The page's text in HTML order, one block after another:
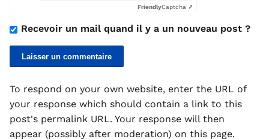
FriendlyCaptcha ⇗
Recevoir un mail quand il y a un nouveau post ?
To respond on your own website, enter the URL of
your response which should contain a link to this
post's permalink URL. Your response will then
appear (possibly after moderation) on this page.